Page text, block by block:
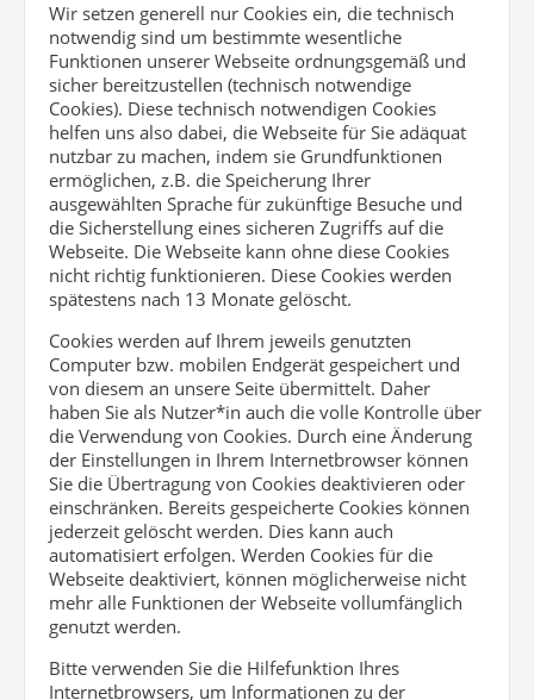
Wir setzen generell nur Cookies ein, die technisch
notwendig sind um bestimmte wesentliche
Funktionen unserer Webseite ordnungsgemäß und
sicher bereitzustellen (technisch notwendige
Cookies). Diese technisch notwendigen Cookies
helfen uns also dabei, die Webseite für Sie adäquat
nutzbar zu machen, indem sie Grundfunktionen
ermöglichen, z.B. die Speicherung Ihrer
ausgewählten Sprache für zukünftige Besuche und
die Sicherstellung eines sicheren Zugriffs auf die
Webseite. Die Webseite kann ohne diese Cookies
nicht richtig funktionieren. Diese Cookies werden
spätestens nach 13 Monate gelöscht.
Cookies werden auf Ihrem jeweils genutzten
Computer bzw. mobilen Endgerät gespeichert und
von diesem an unsere Seite übermittelt. Daher
haben Sie als Nutzer*in auch die volle Kontrolle über
die Verwendung von Cookies. Durch eine Änderung
der Einstellungen in Ihrem Internetbrowser können
Sie die Übertragung von Cookies deaktivieren oder
einschränken. Bereits gespeicherte Cookies können
jederzeit gelöscht werden. Dies kann auch
automatisiert erfolgen. Werden Cookies für die
Webseite deaktiviert, können möglicherweise nicht
mehr alle Funktionen der Webseite vollumfänglich
genutzt werden.
Bitte verwenden Sie die Hilfefunktion Ihres
Internetbrowsers, um Informationen zu der